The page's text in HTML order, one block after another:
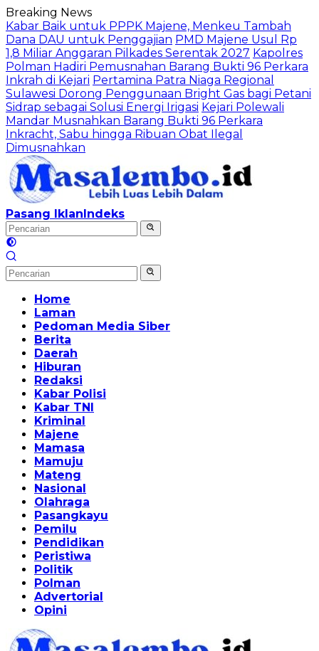
Langsung
ke
konten
Breaking News
Kabar Baik untuk PPPK Majene, Menkeu Tambah
Dana DAU untuk Penggajian PMD Majene Usul Rp
1,8 Miliar Anggaran Pilkades Serentak 2027 Kapolres
Polman Hadiri Pemusnahan Barang Bukti 96 Perkara
Inkrah di Kejari Pertamina Patra Niaga Regional
Sulawesi Dorong Penggunaan Bright Gas bagi Petani
Sidrap sebagai Solusi Energi Irigasi Kejari Polewali
Mandar Musnahkan Barang Bukti 96 Perkara
Inkracht, Sabu hingga Ribuan Obat Ilegal
Dimusnahkan
Pasang IklanIndeks
Home
Laman
Pedoman Media Siber
Berita
Daerah
Hiburan
Redaksi
Kabar Polisi
Kabar TNI
Kriminal
Majene
Mamasa
Mamuju
Mateng
Nasional
Olahraga
Pasangkayu
Pemilu
Pendidikan
Peristiwa
Politik
Polman
Advertorial
Opini